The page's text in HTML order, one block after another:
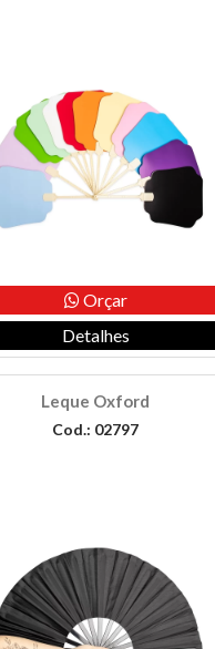
Orçar
Detalhes
Leque Oxford
Cod.: 02797